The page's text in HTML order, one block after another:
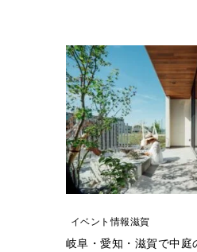
イベント情報滋賀
岐阜・愛知・滋賀で中庭